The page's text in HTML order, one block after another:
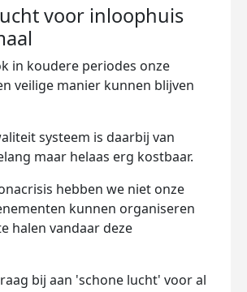
voor inloophuis
in koudere periodes onze
veilige manier kunnen blijven
systeem is daarbij van
maar helaas erg kostbaar.
hebben we niet onze
kunnen organiseren
halen vandaar deze
bij aan 'schone lucht' voor al